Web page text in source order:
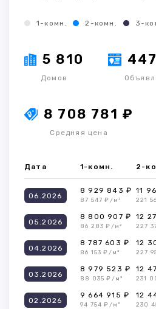
1-комн. 2-комн. 3-
5 810
Домов
8 708 781 ₽
Средняя цена
Дата 1-комн. 2-
06.2026
8 929 843 ₽
87 547 ₽/м²
11
221
05.2026
8 800 907 ₽
86 283 ₽/м²
12
227
04.2026
8 787 603 ₽
86 153 ₽/м²
12
227
03.2026
8 979 523 ₽
88 035 ₽/м²
12
231
02.2026
9 664 915 ₽
94 754 ₽/м²
12
230